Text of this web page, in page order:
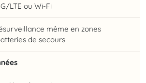
LTE ou Wi-Fi
même en zones
de secours